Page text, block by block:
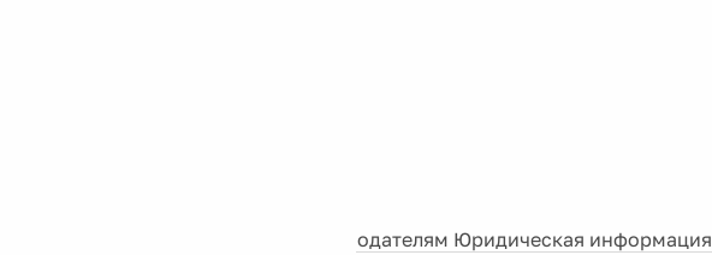
Рекламодателям Юридическая информация